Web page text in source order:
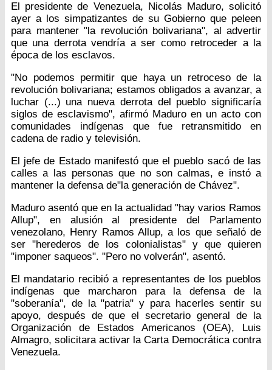
El presidente de Venezuela, Nicolás Maduro, solicitó
ayer a los simpatizantes de su Gobierno que peleen
para mantener "la revolución bolivariana", al advertir
que una derrota vendría a ser como retroceder a la
época de los esclavos.
"No podemos permitir que haya un retroceso de la
revolución bolivariana; estamos obligados a avanzar, a
luchar (...) una nueva derrota del pueblo significaría
siglos de esclavismo", afirmó Maduro en un acto con
comunidades indígenas que fue retransmitido en
cadena de radio y televisión.
El jefe de Estado manifestó que el pueblo sacó de las
calles a las personas que no son calmas, e instó a
mantener la defensa de"la generación de Chávez".
Maduro asentó que en la actualidad "hay varios Ramos
Allup", en alusión al presidente del Parlamento
venezolano, Henry Ramos Allup, a los que señaló de
ser "herederos de los colonialistas" y que quieren
"imponer saqueos". "Pero no volverán", asentó.
El mandatario recibió a representantes de los pueblos
indígenas que marcharon para la defensa de la
"soberanía", de la "patria" y para hacerles sentir su
apoyo, después de que el secretario general de la
Organización de Estados Americanos (OEA), Luis
Almagro, solicitara activar la Carta Democrática contra
Venezuela.